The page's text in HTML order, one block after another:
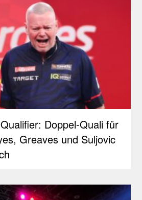
Doppel-Quali für
Greaves und Suljovic